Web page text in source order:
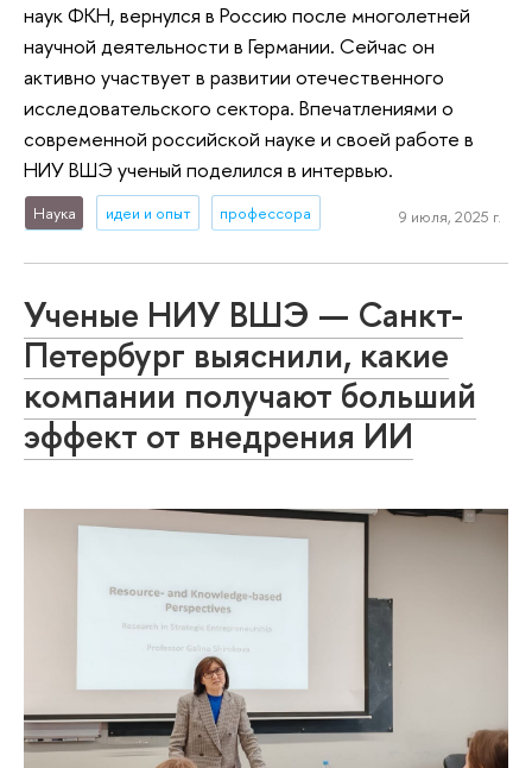
наук ФКН, вернулся в Россию после многолетней
научной деятельности в Германии. Сейчас он
активно участвует в развитии отечественного
исследовательского сектора. Впечатлениями о
современной российской науке и своей работе в
НИУ ВШЭ ученый поделился в интервью.
Наука идеи и опыт профессора 9 июля, 2025 г.
Ученые НИУ ВШЭ — Санкт-
Петербург выяснили, какие
компании получают больший
эффект от внедрения ИИ